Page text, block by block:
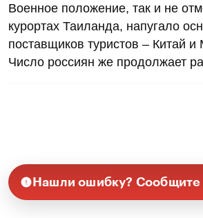
Военное положение, так и не
курортах Таиланда, напугало
поставщиков туристов – Китай
Число россиян же продолжает
Нашли ошибку? Сообщите